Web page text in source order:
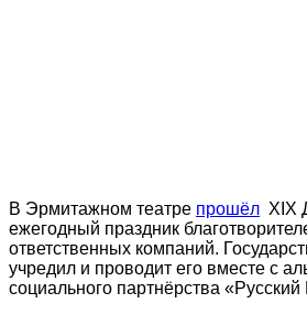
В Эрмитажном театре прошёл XIХ
ежегодный праздник
ответственных компаний.
учредил и проводит его вместе с
социального партнёрства